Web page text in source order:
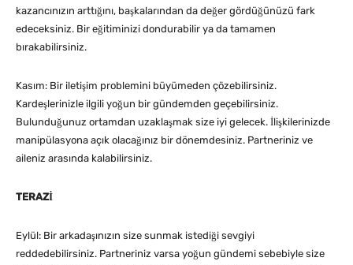
kazancınızın arttığını, başkalarından da değer gördüğünüzü fark
edeceksiniz. Bir eğitiminizi dondurabilir ya da tamamen
bırakabilirsiniz.
Kasım: Bir iletişim problemini büyümeden çözebilirsiniz.
Kardeşlerinizle ilgili yoğun bir gündemden geçebilirsiniz.
Bulunduğunuz ortamdan uzaklaşmak size iyi gelecek. İlişkilerinizde
manipülasyona açık olacağınız bir dönemdesiniz. Partneriniz ve
aileniz arasında kalabilirsiniz.
TERAZİ
Eylül: Bir arkadaşınızın size sunmak istediği sevgiyi
reddedebilirsiniz. Partneriniz varsa yoğun gündemi sebebiyle size